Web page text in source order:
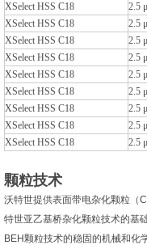
XSelect HSS C18
2.5
XSelect HSS C18
2.5
XSelect HSS C18
2.5
XSelect HSS C18
2.5
XSelect HSS C18
2.5
XSelect HSS C18
2.5
XSelect HSS C18
2.5
XSelect HSS C18
2.5
XSelect HSS C18
2.5
颗粒技术
沃特世提供表面带电杂化颗粒（
特世亚乙基桥杂化颗粒技术的基
BEH颗粒技术的稳固的机械和化